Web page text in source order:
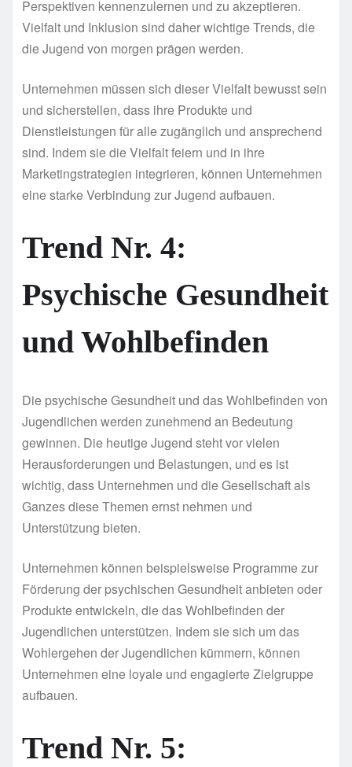
Perspektiven kennenzulernen und zu akzeptieren.
Vielfalt und Inklusion sind daher wichtige Trends, die
die Jugend von morgen prägen werden.
Unternehmen müssen sich dieser Vielfalt bewusst sein
und sicherstellen, dass ihre Produkte und
Dienstleistungen für alle zugänglich und ansprechend
sind. Indem sie die Vielfalt feiern und in ihre
Marketingstrategien integrieren, können Unternehmen
eine starke Verbindung zur Jugend aufbauen.
Trend Nr. 4:
Psychische Gesundheit
und Wohlbefinden
Die psychische Gesundheit und das Wohlbefinden von
Jugendlichen werden zunehmend an Bedeutung
gewinnen. Die heutige Jugend steht vor vielen
Herausforderungen und Belastungen, und es ist
wichtig, dass Unternehmen und die Gesellschaft als
Ganzes diese Themen ernst nehmen und
Unterstützung bieten.
Unternehmen können beispielsweise Programme zur
Förderung der psychischen Gesundheit anbieten oder
Produkte entwickeln, die das Wohlbefinden der
Jugendlichen unterstützen. Indem sie sich um das
Wohlergehen der Jugendlichen kümmern, können
Unternehmen eine loyale und engagierte Zielgruppe
aufbauen.
Trend Nr. 5: